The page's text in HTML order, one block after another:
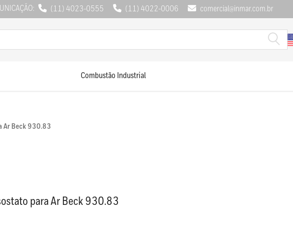
(11) 4023-0555 (11) 4022-0006 comercial@inmar.com.br
Combustão Industrial
Ar Beck 930.83
para Ar Beck 930.83